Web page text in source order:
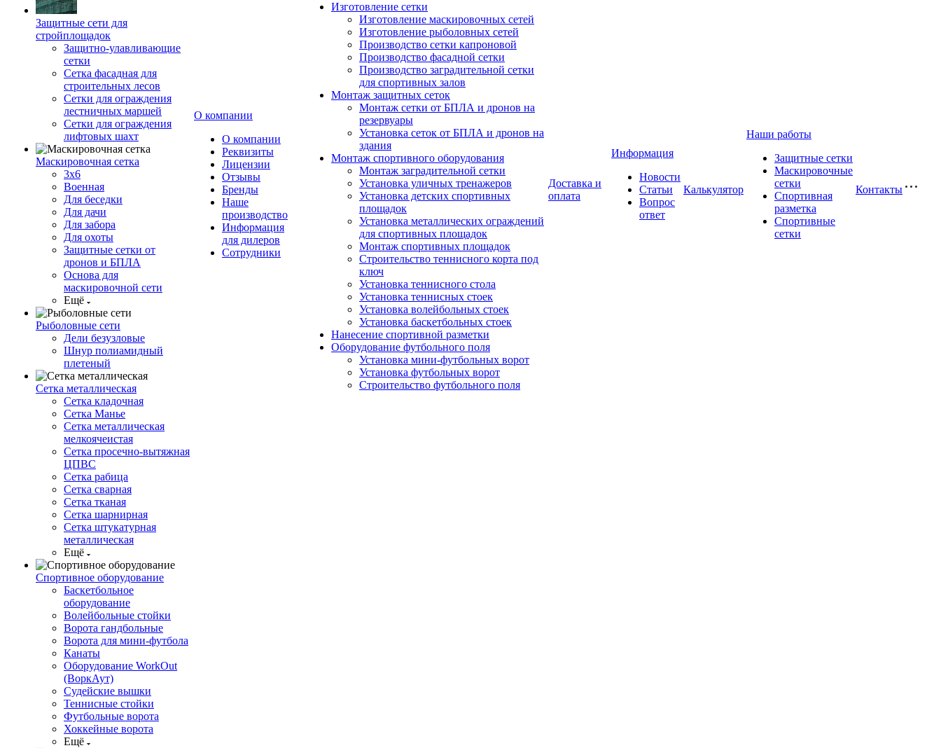
Защитные сети для
стройплощадок
Защитно-улавливающие
сетки
Сетка фасадная для
строительных лесов
Сетки для ограждения
лестничных маршей
Сетки для ограждения
лифтовых шахт
Маскировочная сетка
3х6
Военная
Для беседки
Для дачи
Для забора
Для охоты
Защитные сетки от
дронов и БПЛА
Основа для
маскировочной сети
Ещё
Рыболовные сети
Дели безузловые
Шнур полиамидный
плетеный
Сетка металлическая
Сетка кладочная
Сетка Манье
Сетка металлическая
мелкоячеистая
Сетка просечно-вытяжная
ЦПВС
Сетка рабица
Сетка сварная
Сетка тканая
Сетка шарнирная
Сетка штукатурная
металлическая
Ещё
Спортивное оборудование
Баскетбольное
оборудование
Волейбольные стойки
Ворота гандбольные
Ворота для мини-футбола
Канаты
Оборудование WorkOut
(ВоркАут)
Судейские вышки
Теннисные стойки
Футбольные ворота
Хоккейные ворота
Ещё
О компании
О компании
Реквизиты
Лицензии
Отзывы
Бренды
Наше
производство
Информация
для дилеров
Сотрудники
Изготовление сетки
Изготовление маскировочных сетей
Изготовление рыболовных сетей
Производство сетки капроновой
Производство фасадной сетки
Производство заградительной сетки
для спортивных залов
Монтаж защитных сеток
Монтаж сетки от БПЛА и дронов на
резервуары
Установка сеток от БПЛА и дронов на
здания
Монтаж спортивного оборудования
Монтаж заградительной сетки
Установка уличных тренажеров
Установка детских спортивных
площадок
Установка металлических ограждений
для спортивных площадок
Монтаж спортивных площадок
Строительство теннисного корта под
ключ
Установка теннисного стола
Установка теннисных стоек
Установка волейбольных стоек
Установка баскетбольных стоек
Нанесение спортивной разметки
Оборудование футбольного поля
Установка мини-футбольных ворот
Установка футбольных ворот
Строительство футбольного поля
Доставка и
оплата
Информация
Новости
Статьи
Вопрос
ответ
Калькулятор
Наши работы
Защитные сетки
Маскировочные
сетки
Спортивная
разметка
Спортивные
сетки
Контакты